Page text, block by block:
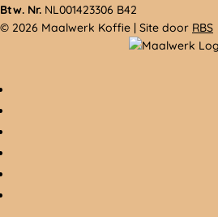
Btw. Nr. NL001423306 B42
© 2026 Maalwerk Koffie | Site door RBS